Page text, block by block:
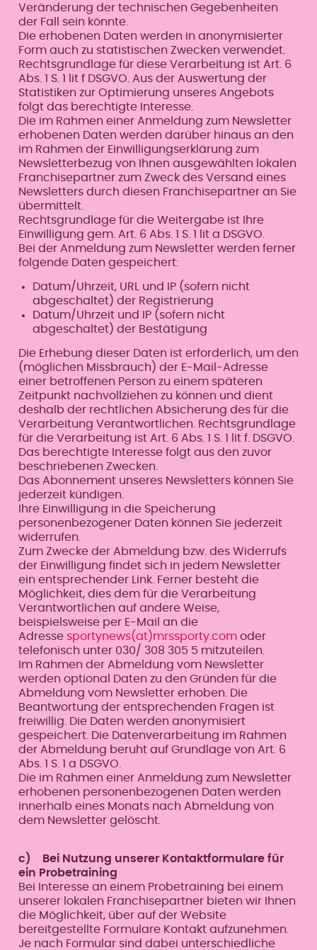
Veränderung der technischen Gegebenheiten
der Fall sein könnte.
Die erhobenen Daten werden in anonymisierter
Form auch zu statistischen Zwecken verwendet.
Rechtsgrundlage für diese Verarbeitung ist Art. 6
Abs. 1 S. 1 lit f DSGVO. Aus der Auswertung der
Statistiken zur Optimierung unseres Angebots
folgt das berechtigte Interesse.
Die im Rahmen einer Anmeldung zum Newsletter
erhobenen Daten werden darüber hinaus an den
im Rahmen der Einwilligungserklärung zum
Newsletterbezug von Ihnen ausgewählten lokalen
Franchisepartner zum Zweck des Versand eines
Newsletters durch diesen Franchisepartner an Sie
übermittelt.
Rechtsgrundlage für die Weitergabe ist Ihre
Einwilligung gem. Art. 6 Abs. 1 S. 1 lit a DSGVO.
Bei der Anmeldung zum Newsletter werden ferner
folgende Daten gespeichert:
Datum/Uhrzeit, URL und IP (sofern nicht
abgeschaltet) der Registrierung
Datum/Uhrzeit und IP (sofern nicht
abgeschaltet) der Bestätigung
Die Erhebung dieser Daten ist erforderlich, um den
(möglichen Missbrauch) der E-Mail-Adresse
einer betroffenen Person zu einem späteren
Zeitpunkt nachvollziehen zu können und dient
deshalb der rechtlichen Absicherung des für die
Verarbeitung Verantwortlichen. Rechtsgrundlage
für die Verarbeitung ist Art. 6 Abs. 1 S. 1 lit f. DSGVO.
Das berechtigte Interesse folgt aus den zuvor
beschriebenen Zwecken.
Das Abonnement unseres Newsletters können Sie
jederzeit kündigen.
Ihre Einwilligung in die Speicherung
personenbezogener Daten können Sie jederzeit
widerrufen.
Zum Zwecke der Abmeldung bzw. des Widerrufs
der Einwilligung findet sich in jedem Newsletter
ein entsprechender Link. Ferner besteht die
Möglichkeit, dies dem für die Verarbeitung
Verantwortlichen auf andere Weise,
beispielsweise per E-Mail an die
Adresse sportynews(at)mrssporty.comoder
telefonisch unter 030/ 308 305 5 mitzuteilen.
Im Rahmen der Abmeldung vom Newsletter
werden optional Daten zu den Gründen für die
Abmeldung vom Newsletter erhoben. Die
Beantwortung der entsprechenden Fragen ist
freiwillig. Die Daten werden anonymisiert
gespeichert. Die Datenverarbeitung im Rahmen
der Abmeldung beruht auf Grundlage von Art. 6
Abs. 1 S. 1 a DSGVO.
Die im Rahmen einer Anmeldung zum Newsletter
erhobenen personenbezogenen Daten werden
innerhalb eines Monats nach Abmeldung von
dem Newsletter gelöscht.
c) Bei Nutzung unserer Kontaktformulare für
ein Probetraining
Bei Interesse an einem Probetraining bei einem
unserer lokalen Franchisepartner bieten wir Ihnen
die Möglichkeit, über auf der Website
bereitgestellte Formulare Kontakt aufzunehmen.
Je nach Formular sind dabei unterschiedliche